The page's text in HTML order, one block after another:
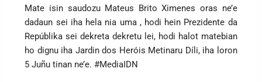
Mate isin saudozu Mateus Brito Ximenes oras ne’e
dadaun sei iha hela nia uma , hodi hein Prezidente da
Repúblika sei dekreta dekretu lei, hodi halot matebian
ho dignu iha Jardin dos Heróis Metinaru Díli, iha loron
5 Juñu tinan ne’e. #MediaIDN